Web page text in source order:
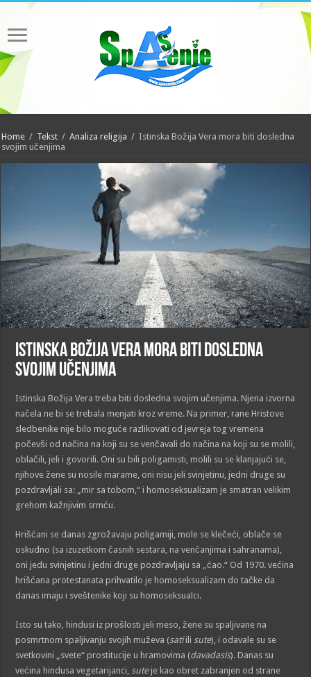
Home / Tekst / Analiza religija / Istinska Božija Vera mora biti dosledna
svojim učenjima
Istinska Božija Vera mora biti dosledna
svojim učenjima
Istinska Božija Vera treba biti dosledna svojim učenjima. Njena izvorna
načela ne bi se trebala menjati kroz vreme. Na primer, rane Hristove
sledbenike nije bilo moguće razlikovati od jevreja tog vremena
počevši od načina na koji su se venčavali do načina na koji su se molili,
oblačili, jeli i govorili. Oni su bili poligamisti, molili su se klanjajući se,
njihove žene su nosile marame, oni nisu jeli svinjetinu, jedni druge su
pozdravljali sa: „mir sa tobom,“ i homoseksualizam je smatran velikim
grehom kažnjivim srmću.
Hrišćani se danas zgrožavaju poligamiji, mole se klečeći, oblače se
oskudno (sa izuzetkom časnih sestara, na venčanjima i sahranama),
oni jedu svinjetinu i jedni druge pozdravljaju sa „ćao.“ Od 1970. većina
hrišćana protestanata prihvatilo je homoseksualizam do tačke da
danas imaju i sveštenike koji su homoseksualci.
Isto su tako, hindusi iz prošlosti jeli meso, žene su spaljivane na
posmrtnom spaljivanju svojih muževa (satiilisute), i odavale su se
svetkovini „svete“ prostitucije u hramovima (davadasis). Danas su
većina hindusa vegetarijanci,suteje kao obret zabranjen od strane